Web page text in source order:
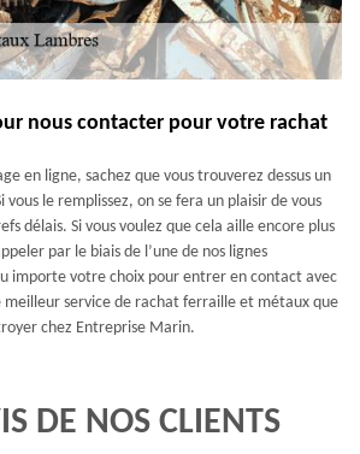
nous contacter pour votre rachat
en ligne, sachez que vous trouverez dessus un
le remplissez, on se fera un plaisir de vous
délais. Si vous voulez que cela aille encore plus
par le biais de l’une de nos lignes
importe votre choix pour entrer en contact avec
meilleur service de rachat ferraille et métaux que
chez Entreprise Marin.
DE NOS CLIENTS